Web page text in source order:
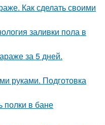
Как сделать своими
заливки пола в
за 5 дней.
руками. Подготовка
полки в бане